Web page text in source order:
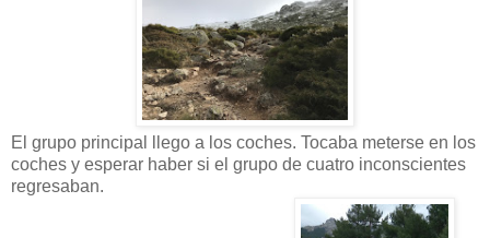
El grupo principal llego a los coches. Tocaba meterse en los
coches y esperar haber si el grupo de cuatro inconscientes
regresaban.